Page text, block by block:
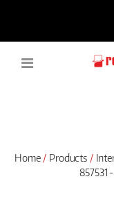
Home Products
857531